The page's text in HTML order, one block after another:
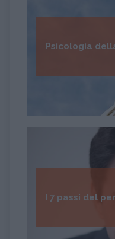
Psicologia
I 7 passi del